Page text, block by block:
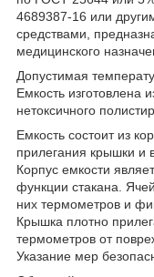
4689387-16 или
средствами,
медицинского
Допустимая
Емкость изготовлена
нетоксичного
Емкость состоит из
прилегания крышки и
Корпус емкости
функции стакана.
них термометров и
Крышка плотно
термометров от
Указание мер